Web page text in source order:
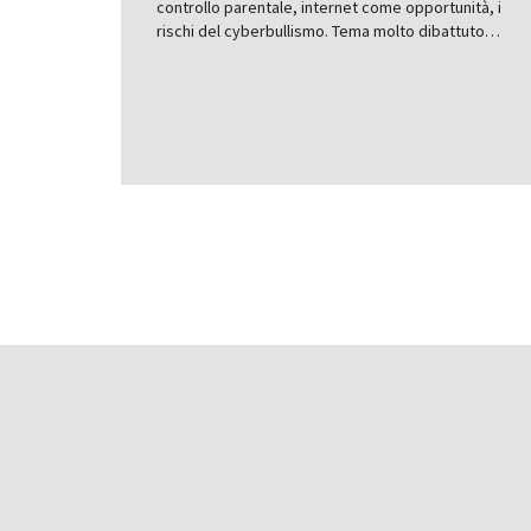
controllo parentale, internet come opportunità, i
rischi del cyberbullismo. Tema molto dibattuto…